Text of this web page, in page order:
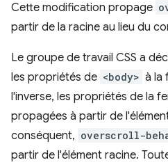
Cette modification propage
partir de la racine au lieu du
Le groupe de travail CSS a
les propriétés de <body> à la
l'inverse, les propriétés de la
propagées à partir de
conséquent, overscroll-
partir de l'élément racine.